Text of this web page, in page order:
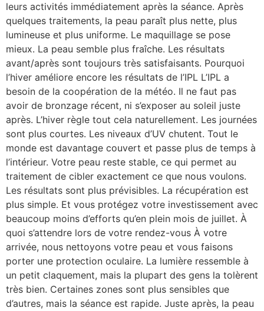
leurs activités immédiatement après la séance. Après
quelques traitements, la peau paraît plus nette, plus
lumineuse et plus uniforme. Le maquillage se pose
mieux. La peau semble plus fraîche. Les résultats
avant/après sont toujours très satisfaisants. Pourquoi
l’hiver améliore encore les résultats de l’IPL L’IPL a
besoin de la coopération de la météo. Il ne faut pas
avoir de bronzage récent, ni s’exposer au soleil juste
après. L’hiver règle tout cela naturellement. Les journées
sont plus courtes. Les niveaux d’UV chutent. Tout le
monde est davantage couvert et passe plus de temps à
l’intérieur. Votre peau reste stable, ce qui permet au
traitement de cibler exactement ce que nous voulons.
Les résultats sont plus prévisibles. La récupération est
plus simple. Et vous protégez votre investissement avec
beaucoup moins d’efforts qu’en plein mois de juillet. À
quoi s’attendre lors de votre rendez-vous À votre
arrivée, nous nettoyons votre peau et vous faisons
porter une protection oculaire. La lumière ressemble à
un petit claquement, mais la plupart des gens la tolèrent
très bien. Certaines zones sont plus sensibles que
d’autres, mais la séance est rapide. Juste après, la peau